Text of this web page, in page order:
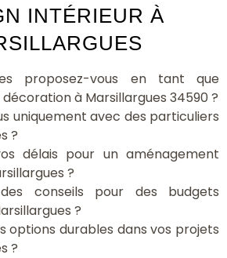
INTÉRIEUR À
proposez-vous en tant que
à Marsillargues 34590 ?
uniquement avec des particuliers
?
délais pour un aménagement
?
conseils pour des budgets
?
options durables dans vos projets
?